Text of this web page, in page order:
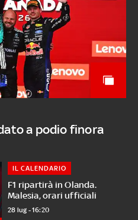
a podio finora
F1 ripartirà in Olanda.
Malesia, orari ufficiali
IL CALENDARIO
28 lug - 16:20